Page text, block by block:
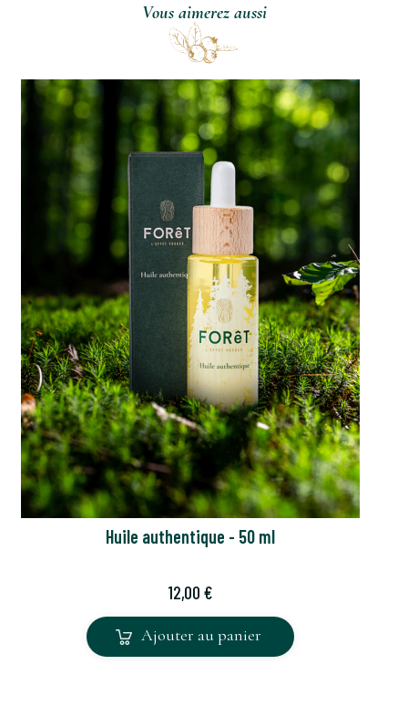
Vous aimerez aussi
Huile authentique - 50 ml
12,00 €Prix
Ajouter au panier